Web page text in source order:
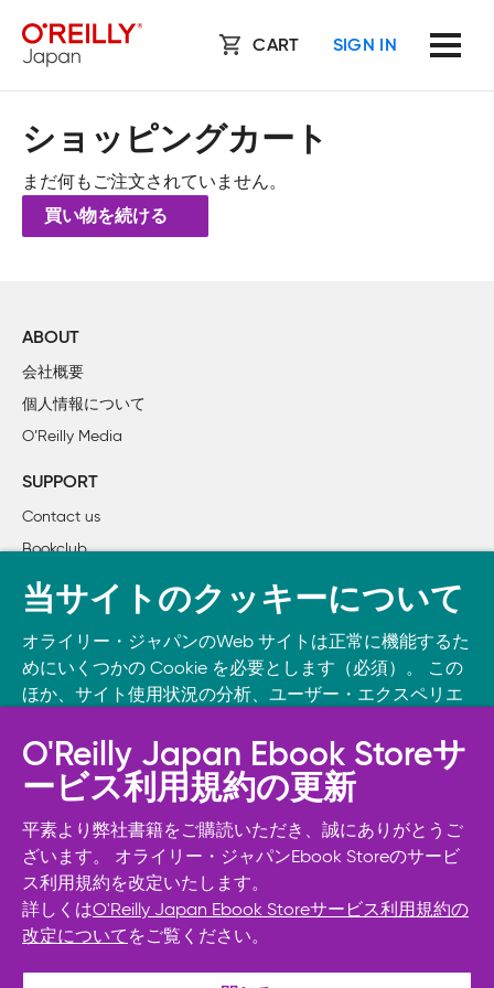
CART SIGN IN
ショッピングカート
まだ何もご注文されていません。
買い物を続ける
ABOUT
会社概要
個人情報について
O’Reilly Media
SUPPORT
Contact us
Bookclub
書籍注文
Take O’Reilly with you and learn anywhere, anytime on your
phone
and tablet.
© 2026, O’Reilly Japan, Inc. oreilly.co.jpに掲載されているすべて
当サイトのクッキーについて
オライリー・ジャパンのWeb サイトは正常に機能するた
めにいくつかの Cookie を必要とします（必須）。 この
ほか、サイト使用状況の分析、ユーザー・エクスペリエ
その他の Cookie を使用することがあります。 詳細につ
いては Cookie設定をご確認ください。
また、オライリー・ジャパンのプライバシーポリシーに
ついては 個人情報保護方針をご確認ください。
Cookie設定
必須Cookie以外を拒否する
O'Reilly Japan Ebook Storeサ
ービス利用規約の更新
平素より弊社書籍をご購読いただき、誠にありがとうご
ざいます。 オライリー・ジャパンEbook Storeのサービ
ス利用規約を改定いたします。
詳しくはO'Reilly Japan Ebook Storeサービス利用規約の
改定について をご覧ください。